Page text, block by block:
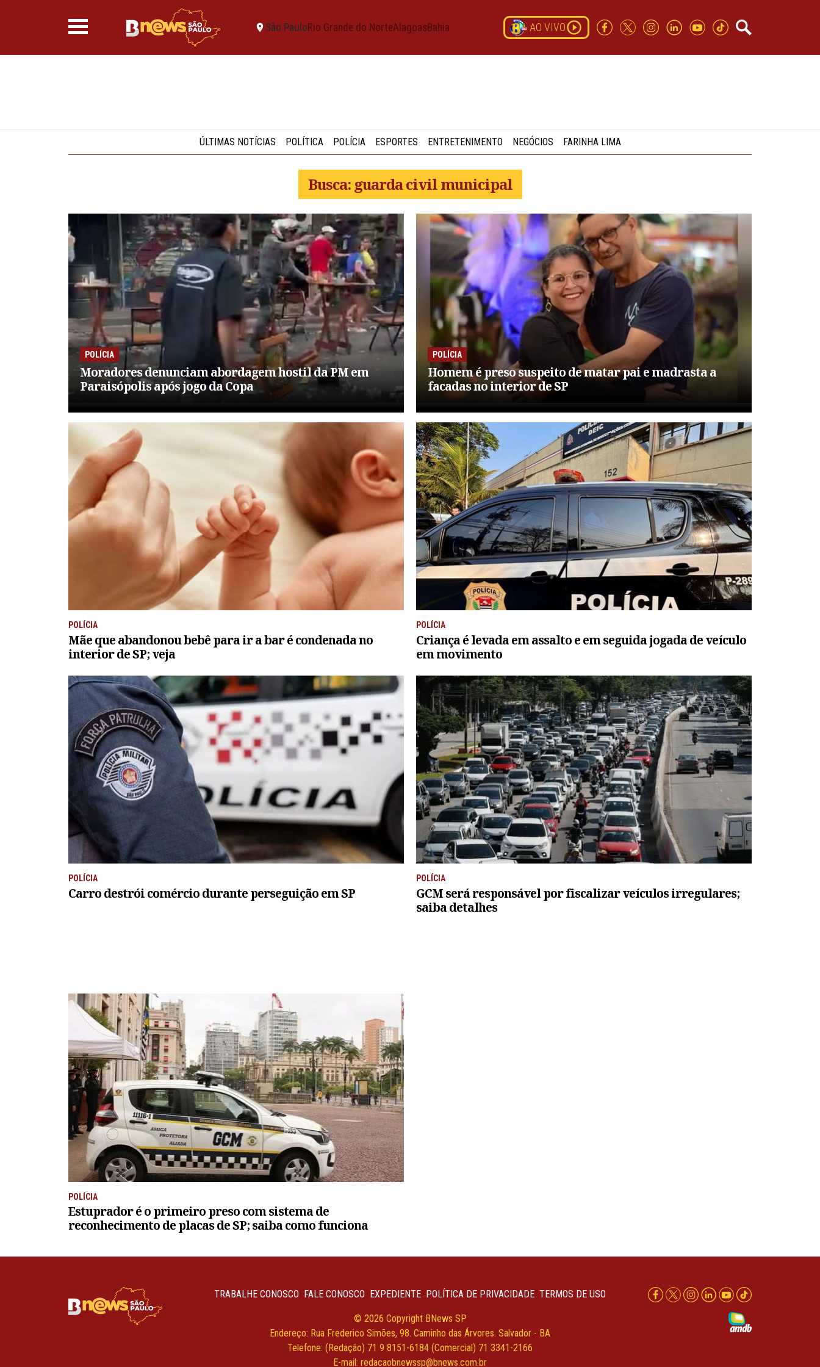
São PauloRio Grande do NorteAlagoasBahia AO VIVO
ÚLTIMAS NOTÍCIAS POLÍTICA POLÍCIA ESPORTES ENTRETENIMENTO NEGÓCIOS FARINHA LIMA
Busca: guarda civil municipal
POLÍCIA
Moradores denunciam abordagem hostil da PM em
Paraisópolis após jogo da Copa
POLÍCIA
Homem é preso suspeito de matar pai e madrasta a
facadas no interior de SP
POLÍCIA
Mãe que abandonou bebê para ir a bar é condenada no
interior de SP; veja
POLÍCIA
Criança é levada em assalto e em seguida jogada de veículo
em movimento
POLÍCIA
Carro destrói comércio durante perseguição em SP
POLÍCIA
GCM será responsável por fiscalizar veículos irregulares;
saiba detalhes
POLÍCIA
Estuprador é o primeiro preso com sistema de
reconhecimento de placas de SP; saiba como funciona
TRABALHE CONOSCO FALE CONOSCO EXPEDIENTE POLÍTICA DE PRIVACIDADE TERMOS DE USO
© 2026 Copyright BNews SP
Endereço: Rua Frederico Simões, 98. Caminho das Árvores. Salvador - BA
Telefone: (Redação) 71 9 8151-6184 (Comercial) 71 3341-2166
E-mail: redacaobnewssp@bnews.com.br